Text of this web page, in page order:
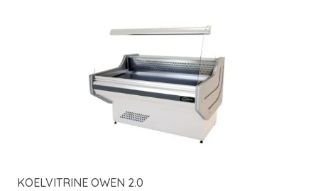
KOELVITRINE OWEN 2.0